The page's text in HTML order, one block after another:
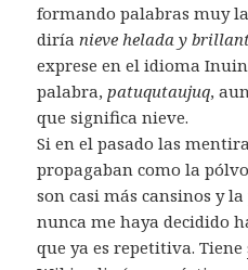
formando palabras muy
diríanieve helada y
exprese en el idioma
palabra,patuqutaujuq,
que significa nieve.
Si en el pasado las
propagaban como la
son casi más cansinos y
nunca me haya decidido
que ya es repetitiva. Tiene